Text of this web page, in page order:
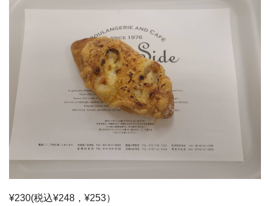
¥230(税込¥248，¥253）